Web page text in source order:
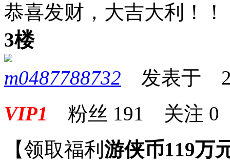
恭喜发财，大吉大利！！
3楼
m0487788732 发表于
VIP1 粉丝 191 关注 0
【领取福利 游侠币119万